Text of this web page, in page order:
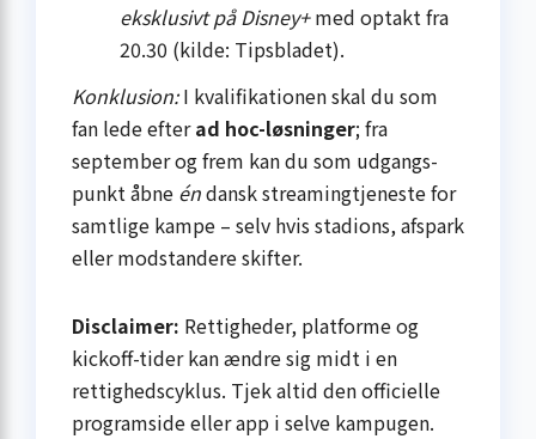
eksklusivt på Disney+med optakt fra
20.30 (kilde: Tipsbladet).
Konklusion:I kvalifikationen skal du som
fan lede efterad hoc-løsninger; fra
september og frem kan du som udgangs­
punkt åbne éndansk streaming­tjeneste for
samtlige kampe – selv hvis stadions, afspark
eller modstandere skifter.
Disclaimer: Rettigheder, platforme og
kickoff-tider kan ændre sig midt i en
rettighedscyklus. Tjek altid den officielle
programside eller app i selve kampugen.